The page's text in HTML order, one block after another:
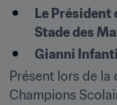
Le Président
Stade des
Gianni
Présent lors de
Champions